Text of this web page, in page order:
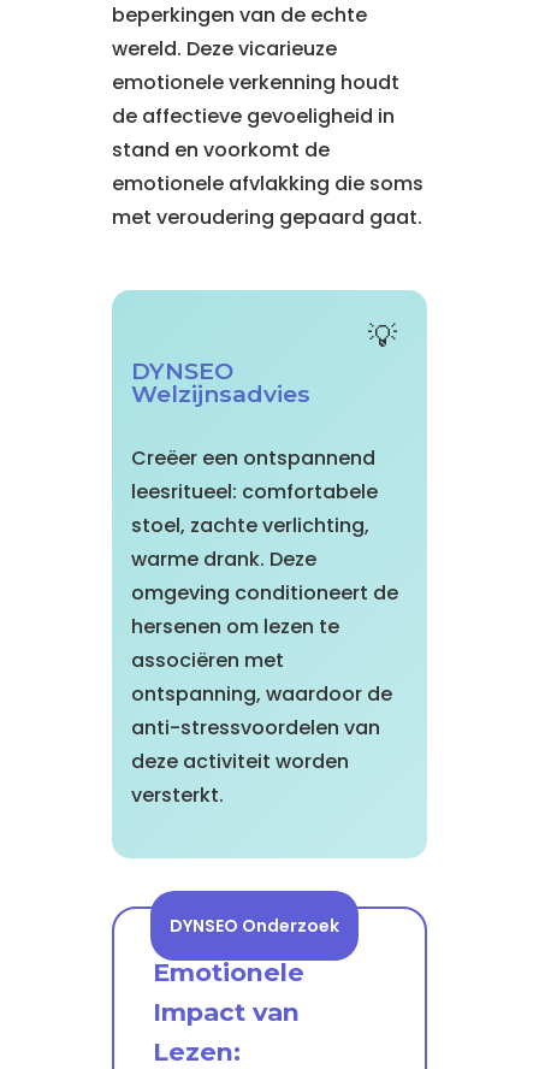
beperkingen van de echte
wereld. Deze vicarieuze
emotionele verkenning houdt
de affectieve gevoeligheid in
stand en voorkomt de
emotionele afvlakking die soms
met veroudering gepaard gaat.
DYNSEO
Welzijnsadvies
Creëer een ontspannend
leesritueel: comfortabele
stoel, zachte verlichting,
warme drank. Deze
omgeving conditioneert de
hersenen om lezen te
associëren met
ontspanning, waardoor de
anti-stressvoordelen van
deze activiteit worden
versterkt.
DYNSEO Onderzoek
Emotionele
Impact van
Lezen: